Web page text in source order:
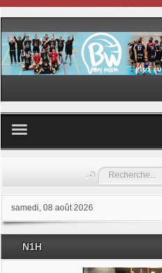
Les samedis du sport
Les stages
Rechercher
samedi, 08 août 2026
N1H